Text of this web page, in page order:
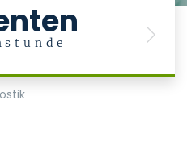
Next
Stoffwechselerkrankungen